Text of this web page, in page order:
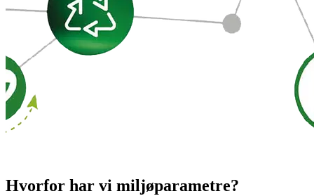
Hvorfor har vi miljøparametre?